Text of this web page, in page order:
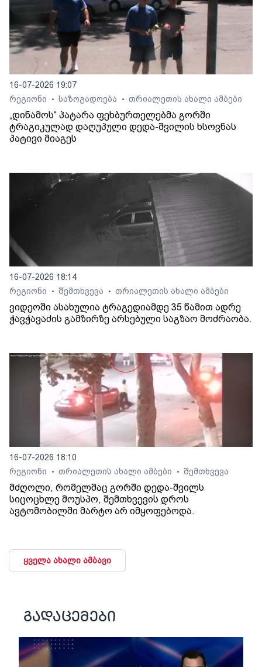
16-07-2026 19:07
რეგიონი
• საზოგადოება • თრიალეთის ახალი ამბები
„დინამოს“ პატარა ფეხბურთელებმა გორში
ტრაგიკულად დაღუპული დედა-შვილის ხსოვნას
პატივი მიაგეს
16-07-2026 18:14
რეგიონი
• შემთხვევა • თრიალეთის ახალი ამბები
ვიდეოში ასახულია ტრაგედიამდე 35 წამით ადრე
ჭავჭავაძის გამზირზე არსებული საგზაო მოძრაობა.
16-07-2026 18:10
რეგიონი
• თრიალეთის ახალი ამბები • შემთხვევა
მძღოლი, რომელმაც გორში დედა-შვილს
სიცოცხლე მოუსპო, შემთხვევის დროს
ავტომობილში მარტო არ იმყოფებოდა.
ყველა ახალი ამბავი
გადაცემები